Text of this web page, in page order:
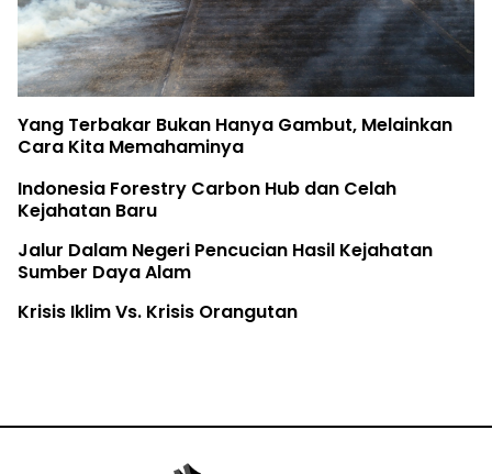
Yang Terbakar Bukan Hanya Gambut, Melainkan
Cara Kita Memahaminya
Indonesia Forestry Carbon Hub dan Celah
Kejahatan Baru
Jalur Dalam Negeri Pencucian Hasil Kejahatan
Sumber Daya Alam
Krisis Iklim Vs. Krisis Orangutan